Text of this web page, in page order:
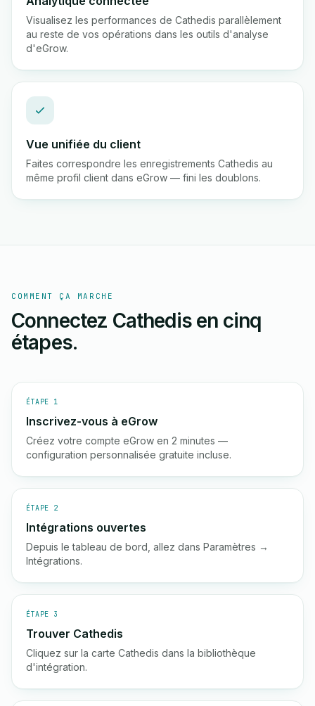
Visualisez les performances de Cathedis parallèlement
au reste de vos opérations dans les outils d'analyse
d'eGrow.
Vue unifiée du client
Faites correspondre les enregistrements Cathedis au
même profil client dans eGrow — fini les doublons.
COMMENT ÇA MARCHE
Connectez Cathedis en cinq
étapes.
ÉTAPE 1
Inscrivez-vous à eGrow
Créez votre compte eGrow en 2 minutes —
configuration personnalisée gratuite incluse.
ÉTAPE 2
Intégrations ouvertes
Depuis le tableau de bord, allez dans Paramètres →
Intégrations.
ÉTAPE 3
Trouver Cathedis
Cliquez sur la carte Cathedis dans la bibliothèque
d'intégration.